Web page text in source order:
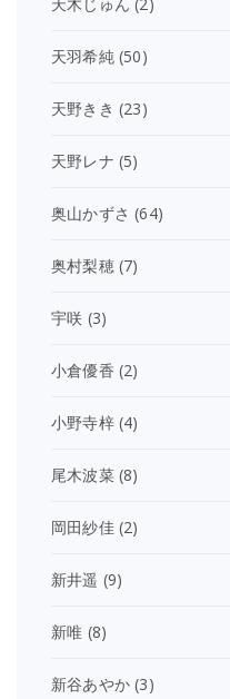
天羽希純(50)
天野きき (23)
天野レナ (5)
奥山かずさ (64)
奥村梨穂(7)
宇咲 (3)
小倉優香 (2)
小野寺梓(4)
尾木波菜(8)
岡田紗佳(2)
新井遥 (9)
新唯 (8)
新谷あやか (3)